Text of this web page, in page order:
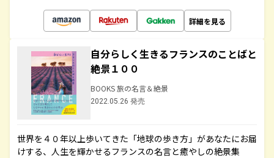
詳細を見る
自分らしく生きるフランスのことばと
絶景１００
BOOKS 旅の名言＆絶景
2022.05.26 発売
世界を４０年以上歩いてきた「地球の歩き方」があなたにお届
けする、人生を輝かせるフランスの名言と癒やしの絶景集